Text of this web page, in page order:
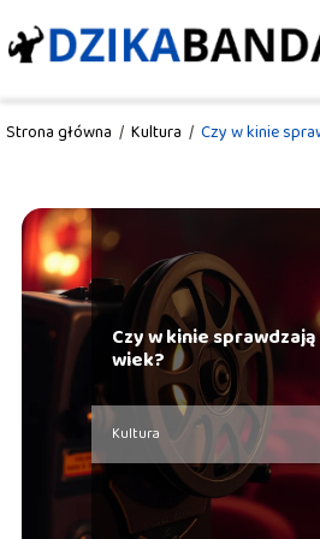
Strona główna / Kultura / Czy w kinie
Czy w kinie sprawdzają
wiek?
Kultura